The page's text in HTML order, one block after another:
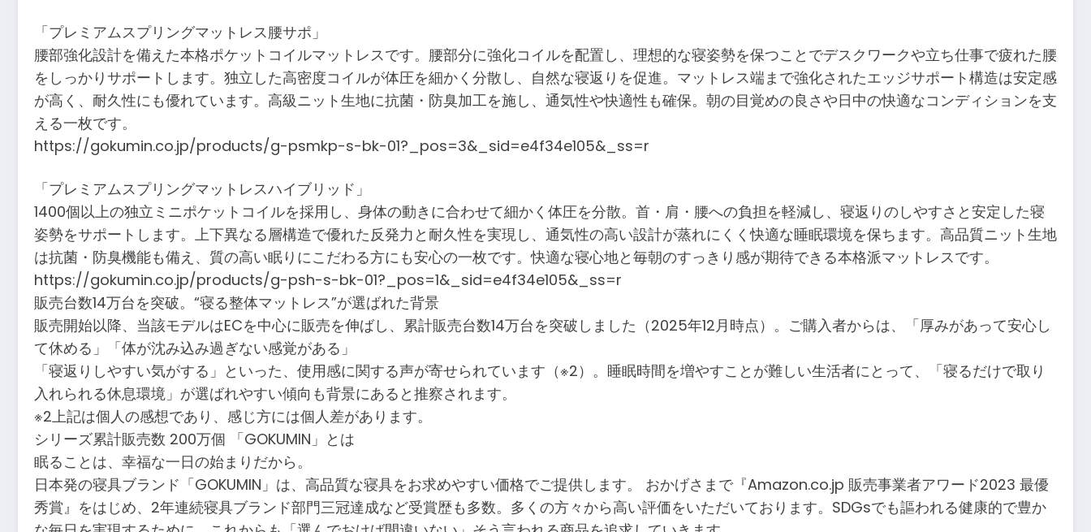
「プレミアムスプリングマットレス腰サポ」
腰部強化設計を備えた本格ポケットコイルマットレスです。腰部分に強化コイルを配置し、理想的な寝姿勢を保つことでデスクワークや立ち仕事で疲れた腰
をしっかりサポートします。独立した高密度コイルが体圧を細かく分散し、自然な寝返りを促進。マットレス端まで強化されたエッジサポート構造は安定感
が高く、耐久性にも優れています。高級ニット生地に抗菌・防臭加工を施し、通気性や快適性も確保。朝の目覚めの良さや日中の快適なコンディションを支
える一枚です。
https://gokumin.co.jp/products/g-psmkp-s-bk-01?_pos=3&_sid=e4f34e105&_ss=r
「プレミアムスプリングマットレスハイブリッド」
1400個以上の独立ミニポケットコイルを採用し、身体の動きに合わせて細かく体圧を分散。首・肩・腰への負担を軽減し、寝返りのしやすさと安定した寝
姿勢をサポートします。上下異なる層構造で優れた反発力と耐久性を実現し、通気性の高い設計が蒸れにくく快適な睡眠環境を保ちます。高品質ニット生地
は抗菌・防臭機能も備え、質の高い眠りにこだわる方にも安心の一枚です。快適な寝心地と毎朝のすっきり感が期待できる本格派マットレスです。
https://gokumin.co.jp/products/g-psh-s-bk-01?_pos=1&_sid=e4f34e105&_ss=r
販売台数14万台を突破。“寝る整体マットレス”が選ばれた背景
販売開始以降、当該モデルはECを中心に販売を伸ばし、累計販売台数14万台を突破しました（2025年12月時点）。ご購入者からは、「厚みがあって安心し
て休める」「体が沈み込み過ぎない感覚がある」
「寝返りしやすい気がする」といった、使用感に関する声が寄せられています（※2）。睡眠時間を増やすことが難しい生活者にとって、「寝るだけで取り
入れられる休息環境」が選ばれやすい傾向も背景にあると推察されます。
※2上記は個人の感想であり、感じ方には個人差があります。
シリーズ累計販売数 200万個 「GOKUMIN」とは
眠ることは、幸福な一日の始まりだから。
日本発の寝具ブランド「GOKUMIN」は、高品質な寝具をお求めやすい価格でご提供します。 おかげさまで『Amazon.co.jp 販売事業者アワード2023 最優
秀賞』をはじめ、2年連続寝具ブランド部門三冠達成など受賞歴も多数。多くの方々から高い評価をいただいております。SDGsでも謳われる健康的で豊か